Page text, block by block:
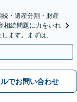
続・遺産分割・財産
続問題に力をいれ
ます。まずは、お
ルでお問い合わせ